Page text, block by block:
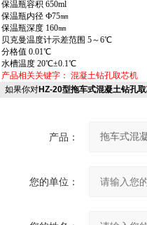
保温瓶容积 650ml
保温瓶内径 Ф75㎜
保温瓶深度 160㎜
贝克曼温度计示差范围 5～6℃
分格值 0.01℃
水槽温度 20℃±0.1℃
产品相关关键字： 混凝土钻孔取芯机
如果你对HZ-20型拖车式混凝土钻孔
产品：
您的单位：